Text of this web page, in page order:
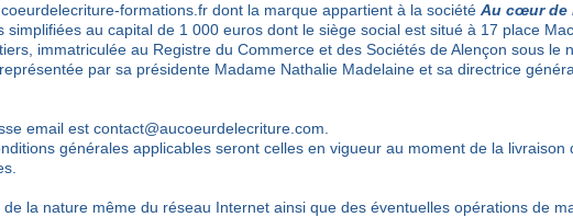
formations.fr dont la marque appartient à la société Au cœur de
simplifiées au capital de 1 000 euros dont le siège social est situé à 17 place
immatriculée au Registre du Commerce et des Sociétés de Alençon sous le
par sa présidente Madame Nathalie Madelaine et sa directrice
email est contact@aucoeurdelecriture.com
générales applicables seront celles en vigueur au moment de la livraison
de la nature même du réseau Internet ainsi que des éventuelles opérations de